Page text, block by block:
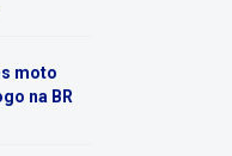
moto
na BR